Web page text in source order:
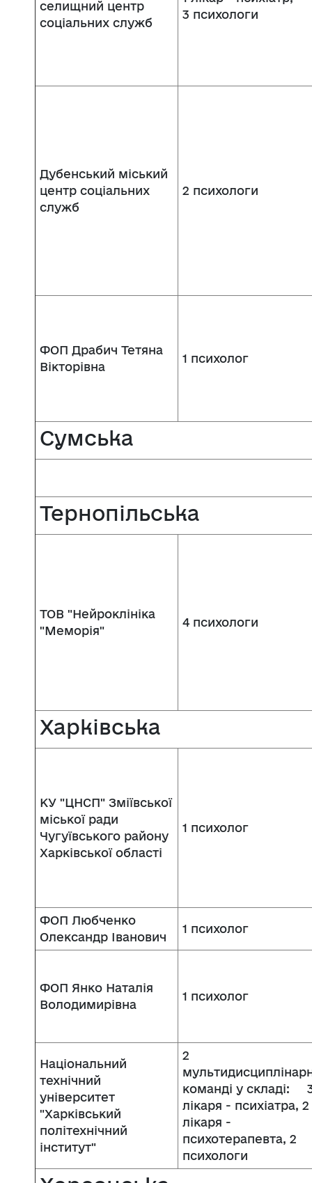
селищний центр
соціальних служб
3 психологи
Дубенський міський
центр соціальних
служб
2 психологи
ФОП Драбич Тетяна
Вікторівна
1 психолог
Сумська
Тернопільська
ТОВ "Нейроклініка
"Меморія"
4 психологи
Харківська
КУ "ЦНСП" Зміївської
міської ради
Чугуївського району
Харківської області
1 психолог
ФОП Любченко
Олександр Іванович
1 психолог
ФОП Янко Наталія
Володимирівна
1 психолог
Національний
технічний
університет
"Харківський
політехнічний
інститут"
2
команді у складі:
лікаря - психіатра, 2
лікаря -
психотерапевта, 2
психологи